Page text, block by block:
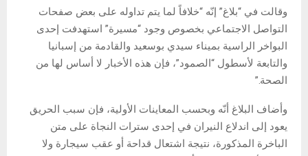
وقالت في “بلاغ” إنّه “خلافاً لما يتم تداوله على بعض صفحات
التواصل الاجتماعي بخصوص وجود “مسيرة” استهدفت إحدى
البواخر الراسية بميناء سيدي بوسعيد والقادمة من إسبانيا
والتابعة لأسطول “الصمود”، فإن هذه الأخبار لا أساس لها من
الصحة.”
وأضاف البلاغ أنّه وبحسب المعاينات الأولية، فإن سبب الحريق
يعود إلى اندلاع النيران في إحدى سترات النجاة على متن
الباخرة المذكورة، نتيجة اشتعال قداحة أو عقب سيجارة ولا